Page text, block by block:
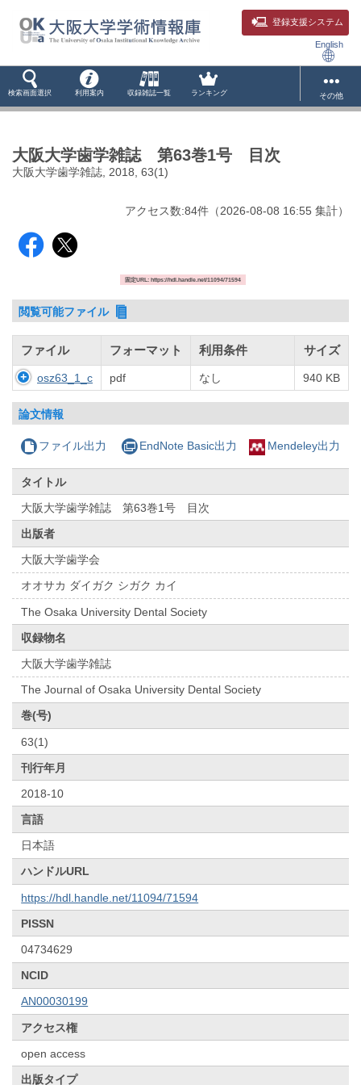
登録支援システム
English
検索画面選択 利用案内 収録雑誌一覧 ランキング その他
大阪大学歯学雑誌 第63巻1号 目次
大阪大学歯学雑誌, 2018, 63(1)
アクセス数:84件 （2026-08-08 16:55 集計）
固定URL: https://hdl.handle.net/11094/71594
閲覧可能ファイル
ファイル フォーマット 利用条件 サイズ
osz63_1_c pdf なし 940 KB
論文情報
ファイル出力 EndNote Basic出力 Mendeley出力
タイトル
大阪大学歯学雑誌 第63巻1号 目次
出版者
大阪大学歯学会
オオサカ ダイガク シガク カイ
The Osaka University Dental Society
収録物名
大阪大学歯学雑誌
The Journal of Osaka University Dental Society
巻(号)
63(1)
刊行年月
2018-10
言語
日本語
ハンドルURL
https://hdl.handle.net/11094/71594
PISSN
04734629
NCID
AN00030199
アクセス権
open access
出版タイプ